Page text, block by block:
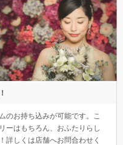
のお持ち込みが可能です。こ
ーはもちろん、おふたりらし
詳しくは店舗へお問合わせく